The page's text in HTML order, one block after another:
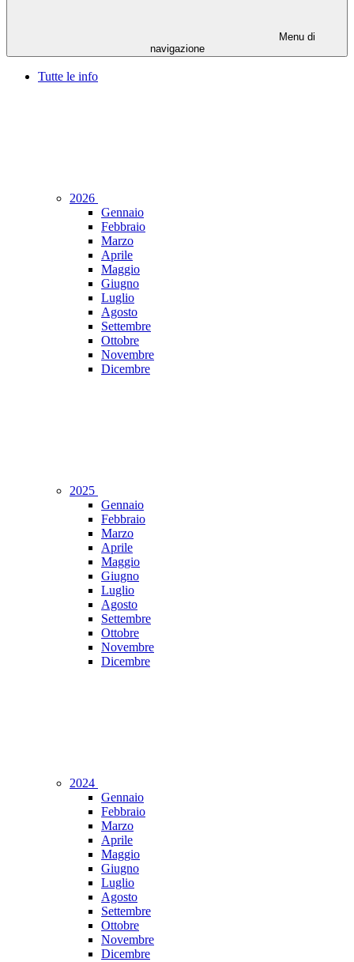
Menu di
navigazione
Tutte le info
2026
Gennaio
Febbraio
Marzo
Aprile
Maggio
Giugno
Luglio
Agosto
Settembre
Ottobre
Novembre
Dicembre
2025
Gennaio
Febbraio
Marzo
Aprile
Maggio
Giugno
Luglio
Agosto
Settembre
Ottobre
Novembre
Dicembre
2024
Gennaio
Febbraio
Marzo
Aprile
Maggio
Giugno
Luglio
Agosto
Settembre
Ottobre
Novembre
Dicembre